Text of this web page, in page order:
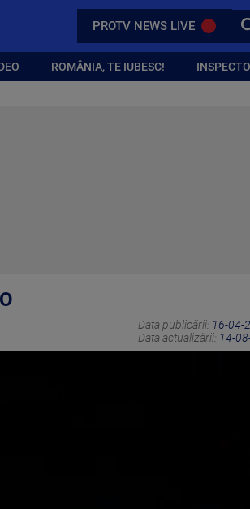
PROTV NEWS LIVE
ROMÂNIA, TE IUBESC!
Data publicării: 16-04-
Data actualizării: 14-